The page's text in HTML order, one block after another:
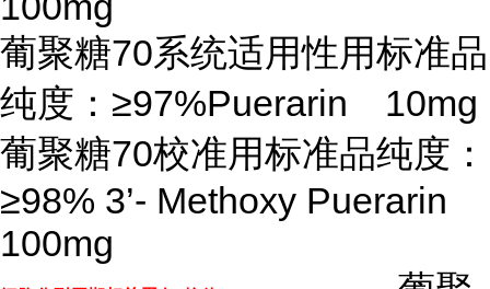
葡聚糖70系统适用性用标准品
纯度：≥97%Puerarin 10mg
葡聚糖70校准用标准品纯度：
≥98% 3’- Methoxy Puerarin
100mg